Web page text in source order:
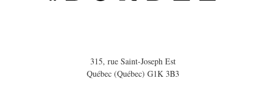
315, rue Saint-Joseph Est
Québec (Québec) G1K 3B3